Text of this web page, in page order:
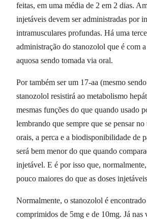
feitas, em uma média de 2 em 2 dias.
injetáveis devem ser administradas por
intramusculares profundas. Há uma
administração do stanozolol que é com
aquosa sendo tomada via oral.
Por também ser um 17-aa (mesmo
stanozolol resistirá ao metabolismo
mesmas funções do que quando usado
lembrando que sempre que se pensar no
orais, a perca e a biodisponibilidade de
será bem menor do que quando
injetável. E é por isso que,
pouco maiores do que as doses
Normalmente, o stanozolol é
comprimidos de 5mg e de 10mg. Já nas